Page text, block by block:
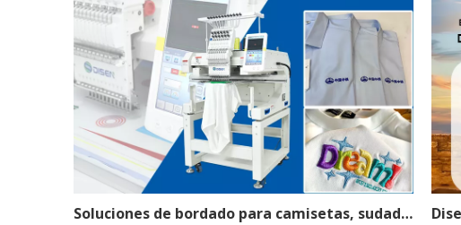
Soluciones de bordado para camisetas, sudaderas con capucha y mezclilla utilizando máquinas de bordar computarizadas